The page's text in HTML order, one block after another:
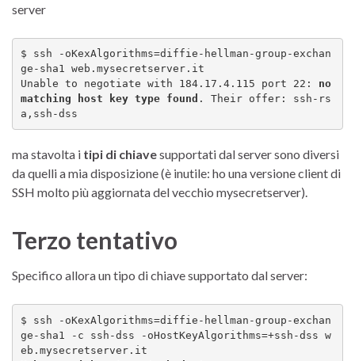
server
$ ssh -oKexAlgorithms=diffie-hellman-group-exchan
ge-sha1 web.mysecretserver.it
Unable to negotiate with 184.17.4.115 port 22: no
matching host key type found . Their offer: ssh-rs
a,ssh-dss
ma stavolta i tipi di chiavesupportati dal server sono diversi
da quelli a mia disposizione (è inutile: ho una versione client di
SSH molto più aggiornata del vecchio mysecretserver).
Terzo tentativo
Specifico allora un tipo di chiave supportato dal server:
$ ssh -oKexAlgorithms=diffie-hellman-group-exchan
ge-sha1 -c ssh-dss -oHostKeyAlgorithms=+ssh-dss w